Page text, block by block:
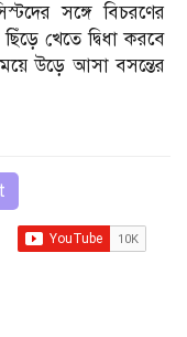
সঙ্গে বিচরণের
খেতে দ্বিধা করবে
উড়ে আসা বসন্তের